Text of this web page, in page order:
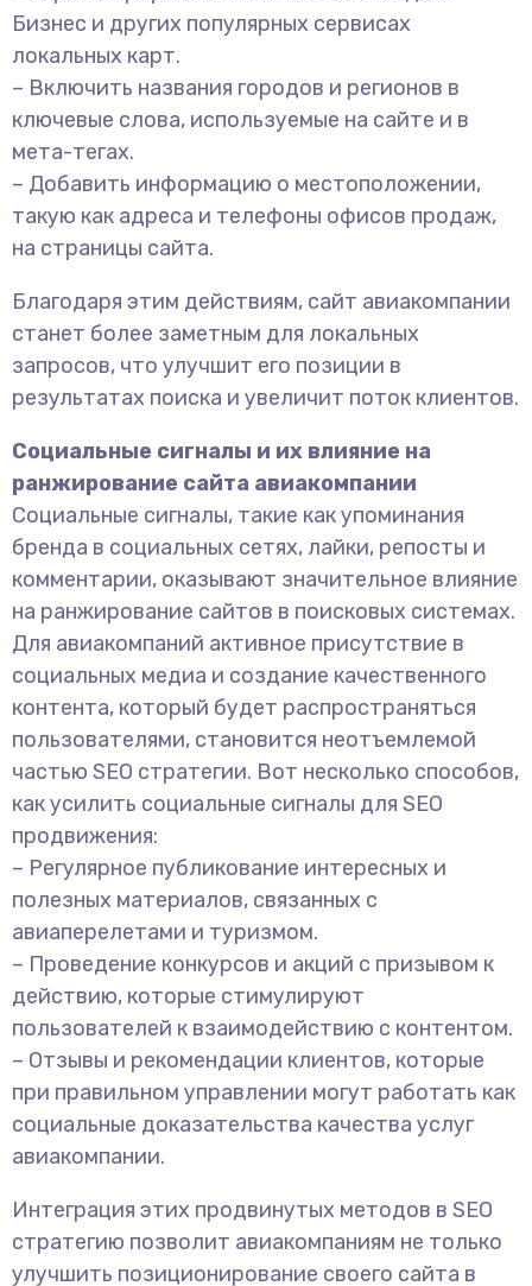
Бизнес и других популярных сервисах
локальных карт.
– Включить названия городов и регионов в
ключевые слова, используемые на сайте и в
мета-тегах.
– Добавить информацию о местоположении,
такую как адреса и телефоны офисов продаж,
на страницы сайта.
Благодаря этим действиям, сайт авиакомпании
станет более заметным для локальных
запросов, что улучшит его позиции в
результатах поиска и увеличит поток клиентов.
Социальные сигналы и их влияние на
ранжирование сайта авиакомпании
Социальные сигналы, такие как упоминания
бренда в социальных сетях, лайки, репосты и
комментарии, оказывают значительное влияние
на ранжирование сайтов в поисковых системах.
Для авиакомпаний активное присутствие в
социальных медиа и создание качественного
контента, который будет распространяться
пользователями, становится неотъемлемой
частью SEO стратегии. Вот несколько способов,
как усилить социальные сигналы для SEO
продвижения:
– Регулярное публикование интересных и
полезных материалов, связанных с
авиаперелетами и туризмом.
– Проведение конкурсов и акций с призывом к
действию, которые стимулируют
пользователей к взаимодействию с контентом.
– Отзывы и рекомендации клиентов, которые
при правильном управлении могут работать как
социальные доказательства качества услуг
авиакомпании.
Интеграция этих продвинутых методов в SEO
стратегию позволит авиакомпаниям не только
улучшить позиционирование своего сайта в